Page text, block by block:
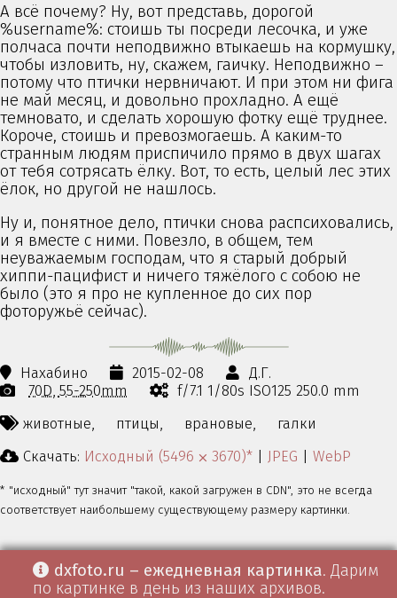
А всё почему? Ну, вот представь, дорогой
%username%: стоишь ты посреди лесочка, и уже
полчаса почти неподвижно втыкаешь на кормушку,
чтобы изловить, ну, скажем, гаичку. Неподвижно –
потому что птички нервничают. И при этом ни фига
не май месяц, и довольно прохладно. А ещё
темновато, и сделать хорошую фотку ещё труднее.
Короче, стоишь и превозмогаешь. А каким-то
странным людям приспичило прямо в двух шагах
от тебя сотрясать ёлку. Вот, то есть, целый лес этих
ёлок, но другой не нашлось.
Ну и, понятное дело, птички снова распсиховались,
и я вместе с ними. Повезло, в общем, тем
неуважаемым господам, что я старый добрый
хиппи-пацифист и ничего тяжёлого с собою не
было (это я про не купленное до сих пор
фоторужьё сейчас).
Нахабино 2015-02-08
Д.Г.
70D 55-250mm
f/7.1 1/80s ISO125 250.0 mm
животные,
птицы, врановые,
галки
Скачать: Исходный (5496 ⨉ 3670)* JPEG WebP
* "исходный" тут значит "такой, какой загружен в CDN", это не всегда
соответствует наибольшему существующему размеру картинки.
dxfoto.ru – ежедневная картинка. Дарим
по картинке в день из наших архивов.